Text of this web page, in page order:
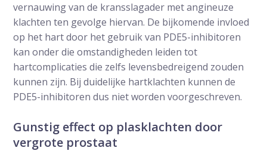
vernauwing van de kransslagader met angineuze
klachten ten gevolge hiervan. De bijkomende invloed
op het hart door het gebruik van PDE5-inhibitoren
kan onder die omstandigheden leiden tot
hartcomplicaties die zelfs levensbedreigend zouden
kunnen zijn. Bij duidelijke hartklachten kunnen de
PDE5-inhibitoren dus niet worden voorgeschreven.
Gunstig effect op plasklachten door
vergrote prostaat